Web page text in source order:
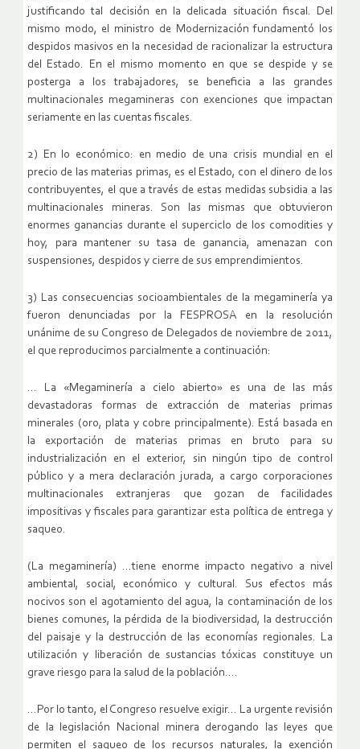
justificando tal decisión en la delicada situación fiscal. Del
mismo modo, el ministro de Modernización fundamentó los
despidos masivos en la necesidad de racionalizar la estructura
del Estado. En el mismo momento en que se despide y se
posterga a los trabajadores, se beneficia a las grandes
multinacionales megamineras con exenciones que impactan
seriamente en las cuentas fiscales.
2) En lo económico: en medio de una crisis mundial en el
precio de las materias primas, es el Estado, con el dinero de los
contribuyentes, el que a través de estas medidas subsidia a las
multinacionales mineras. Son las mismas que obtuvieron
enormes ganancias durante el superciclo de los comodities y
hoy, para mantener su tasa de ganancia, amenazan con
suspensiones, despidos y cierre de sus emprendimientos.
3) Las consecuencias socioambientales de la megaminería ya
fueron denunciadas por la FESPROSA en la resolución
unánime de su Congreso de Delegados de noviembre de 2011,
el que reproducimos parcialmente a continuación:
… La «Megaminería a cielo abierto» es una de las más
devastadoras formas de extracción de materias primas
minerales (oro, plata y cobre principalmente). Está basada en
la exportación de materias primas en bruto para su
industrialización en el exterior, sin ningún tipo de control
público y a mera declaración jurada, a cargo corporaciones
multinacionales extranjeras que gozan de facilidades
impositivas y fiscales para garantizar esta política de entrega y
saqueo.
(La megaminería) …tiene enorme impacto negativo a nivel
ambiental, social, económico y cultural. Sus efectos más
nocivos son el agotamiento del agua, la contaminación de los
bienes comunes, la pérdida de la biodiversidad, la destrucción
del paisaje y la destrucción de las economías regionales. La
utilización y liberación de sustancias tóxicas constituye un
grave riesgo para la salud de la población….
…Por lo tanto, el Congreso resuelve exigir… La urgente revisión
de la legislación Nacional minera derogando las leyes que
permiten el saqueo de los recursos naturales, la exención